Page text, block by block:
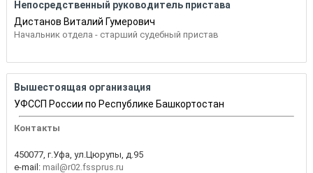
Непосредственный руководитель пристава
Дистанов Виталий Гумерович
Начальник отдела - старший судебный пристав
Вышестоящая организация
УФССП России по Республике Башкортостан
Контакты
450077, г.Уфа, ул.Цюрупы, д.95
e-mail:mail@r02.fssprus.ru